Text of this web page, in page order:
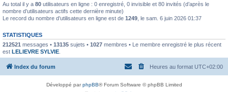
Au total il y a 80 utilisateurs en ligne : 0 enregistré, 0 invisible et 80 invités (d’après le
nombre d’utilisateurs actifs cette dernière minute)
Le record du nombre d’utilisateurs en ligne est de 1249 , le sam. 6 juin 2026 01:37
STATISTIQUES
212521 messages • 13135 sujets • 1027 membres • Le membre enregistré le plus récent
est LELIEVRE SYLVIE
Index du forum Heures au format UTC+02:00
Développé parphpBB® Forum Software © phpBB Limited